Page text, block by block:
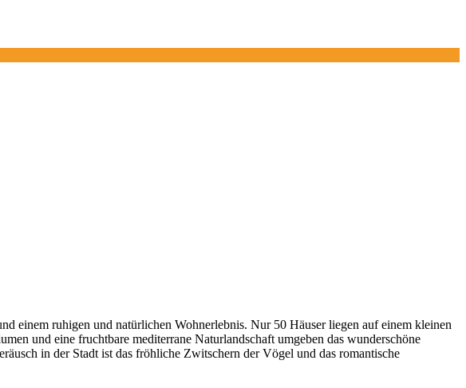
einem ruhigen und natürlichen Wohnerlebnis. Nur 50 Häuser liegen auf einem kleinen
und eine fruchtbare mediterrane Naturlandschaft umgeben das wunderschöne
in der Stadt ist das fröhliche Zwitschern der Vögel und das romantische